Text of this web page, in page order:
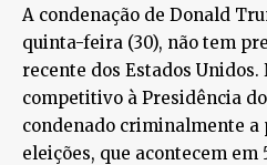
A condenação de Donald
quinta-feira (30), não tem
recente dos Estados
competitivo à Presidência
condenado criminalmente a
eleições, que acontecem em